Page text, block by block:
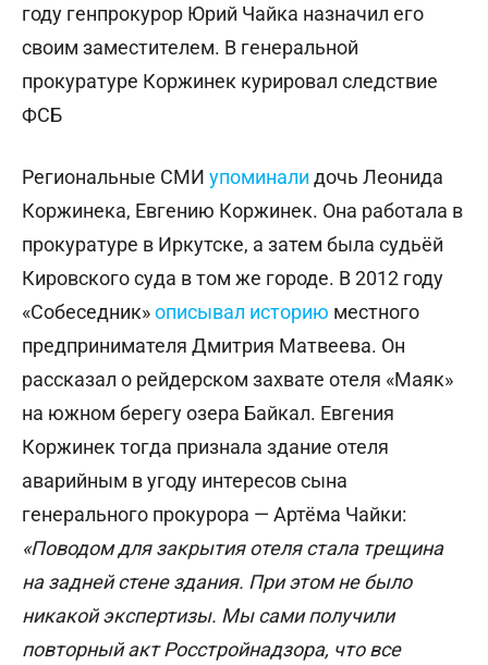
году генпрокурор Юрий Чайка назначил его
своим заместителем. В генеральной
прокуратуре Коржинек курировал следствие
ФСБ
Региональные СМИ упоминали дочь Леонида
Коржинека, Евгению Коржинек. Она работала в
прокуратуре в Иркутске, а затем была судьёй
Кировского суда в том же городе. В 2012 году
«Собеседник»описывал историю местного
предпринимателя Дмитрия Матвеева. Он
рассказал о рейдерском захвате отеля «Маяк»
на южном берегу озера Байкал. Евгения
Коржинек тогда признала здание отеля
аварийным в угоду интересов сына
генерального прокурора — Артёма Чайки:
«Поводом для закрытия отеля стала трещина
на задней стене здания. При этом не было
никакой экспертизы. Мы сами получили
повторный акт Росстройнадзора, что все